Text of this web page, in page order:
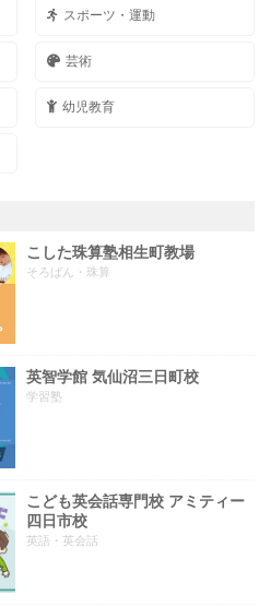
スポーツ・運動
芸術
幼児教育
こした珠算塾相生町教場
そろばん・珠算
英智学館 気仙沼三日町校
学習塾
こども英会話専門校 アミティー
四日市校
英語・英会話